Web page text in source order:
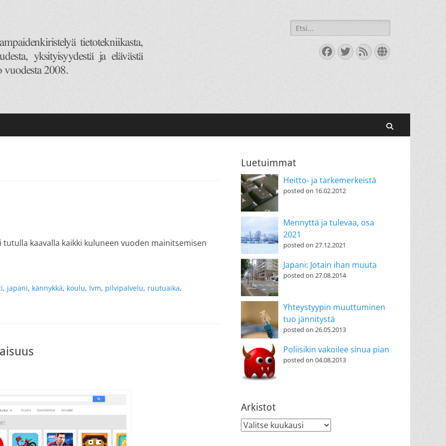
Search
for:
Facebook
Twitter
FeedWebsite
tutulla kaavalla kaikki kuluneen vuoden mainitsemisen
, japani, kännykkä, koulu, lvm, pilvipalvelu, ruutuaika,
Luetuimmat
Heitto- ja tarkemerkeistä
posted on 16.02.2012
Mennyttä ja tulevaa, osa
2021
posted on 27.12.2021
Japani: Jotain ihan muuta
posted on 27.08.2014
Yhteystyypin muuttuminen
tuo jännitystä
posted on 26.05.2013
Poliisikin vakoilee sinua pian
posted on 04.08.2013
Arkistot
Arkistot